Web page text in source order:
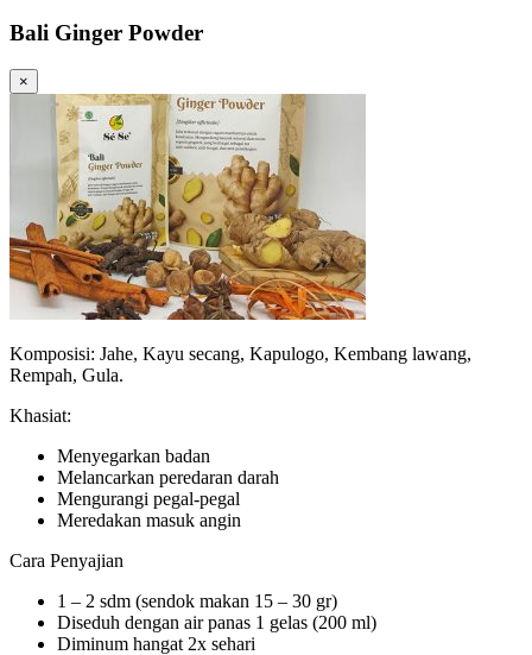
Bali Ginger Powder
×
Komposisi: Jahe, Kayu secang, Kapulogo, Kembang lawang,
Rempah, Gula.
Khasiat:
Menyegarkan badan
Melancarkan peredaran darah
Mengurangi pegal-pegal
Meredakan masuk angin
Cara Penyajian
1 – 2 sdm (sendok makan 15 – 30 gr)
Diseduh dengan air panas 1 gelas (200 ml)
Diminum hangat 2x sehari